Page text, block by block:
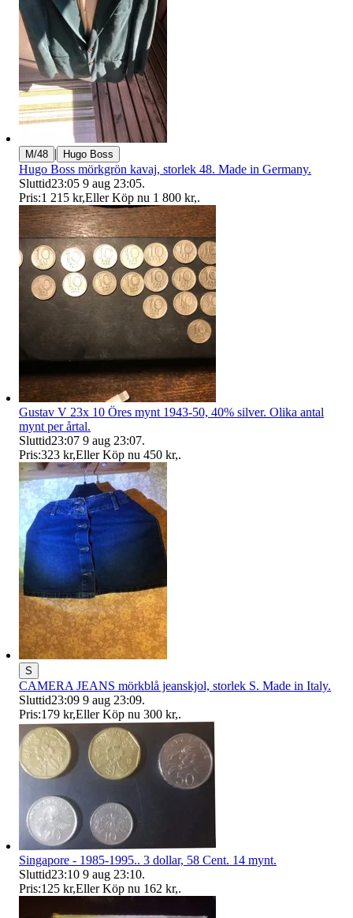
M/48 | Hugo Boss
Hugo Boss mörkgrön kavaj, storlek 48. Made in Germany.
Sluttid23:05 9 aug 23:05.
Pris:1 215 kr,Eller Köp nu 1 800 kr,.
Gustav V 23x 10 Öres mynt 1943-50, 40% silver. Olika antal
mynt per årtal.
Sluttid23:07 9 aug 23:07.
Pris:323 kr,Eller Köp nu 450 kr,.
S
CAMERA JEANS mörkblå jeanskjol, storlek S. Made in Italy.
Sluttid23:09 9 aug 23:09.
Pris:179 kr,Eller Köp nu 300 kr,.
Singapore - 1985-1995.. 3 dollar, 58 Cent. 14 mynt.
Sluttid23:10 9 aug 23:10.
Pris:125 kr,Eller Köp nu 162 kr,.